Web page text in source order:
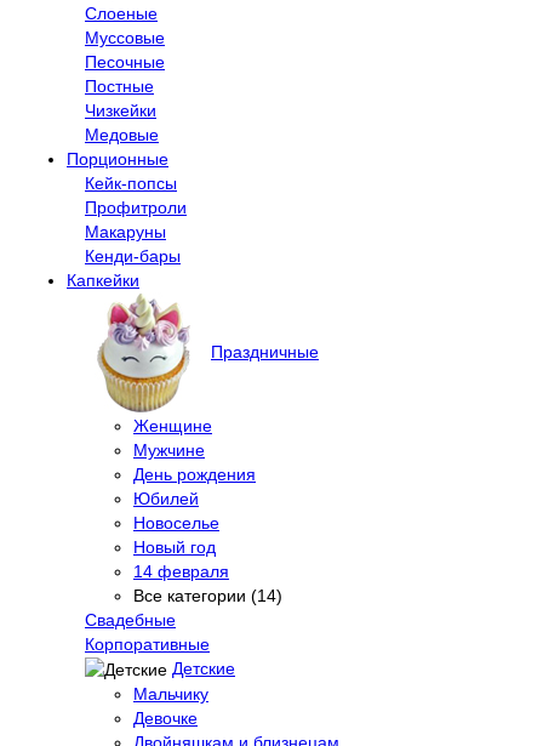
Слоеные
Муссовые
Песочные
Постные
Чизкейки
Медовые
Порционные
Кейк-попсы
Профитроли
Макаруны
Кенди-бары
Капкейки
Праздничные
Женщине
Мужчине
День рождения
Юбилей
Новоселье
Новый год
14 февраля
Все категории (14)
Свадебные
Корпоративные
Детские
Мальчику
Девочке